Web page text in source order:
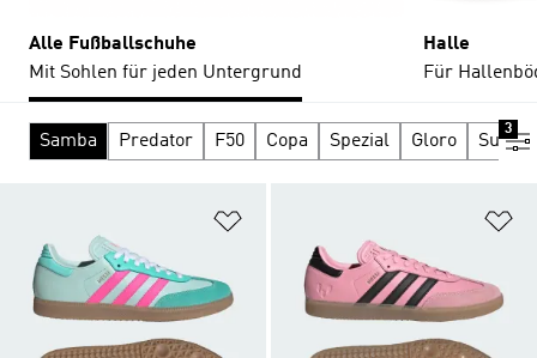
Alle Fußballschuhe
Mit Sohlen für jeden Untergrund
Halle
Für
Samba Predator F50 Copa Spezial Gloro
3